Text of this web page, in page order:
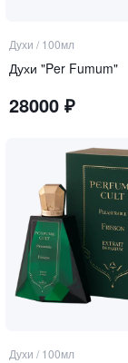
Духи / 100мл
Духи "Per Fumum"
28000 ₽
Духи / 100мл